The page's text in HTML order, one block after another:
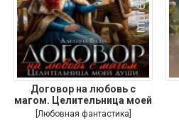
Договор на любовь с
магом. Целительница моей
души
[Любовная фантастика]